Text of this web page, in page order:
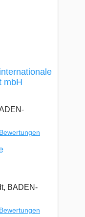
mbH
Bewertungen
BADEN-
Bewertungen